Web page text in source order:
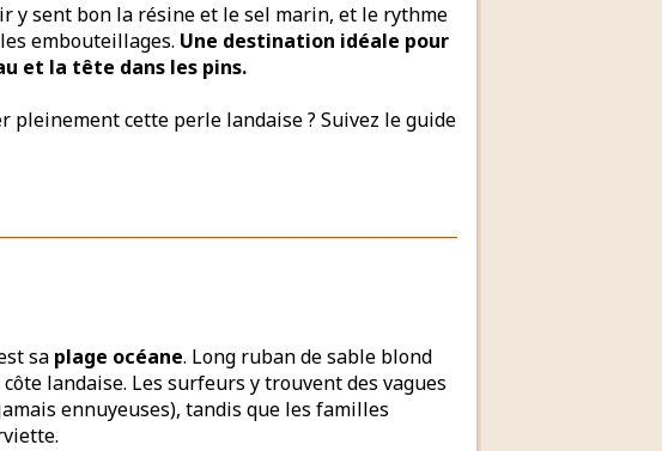
y sent bon la résine et le sel marin, et le rythme
embouteillages. Une destination idéale pour
et la tête dans les pins.
pleinement cette perle landaise ? Suivez le guide
sa plage océane. Long ruban de sable blond
landaise. Les surfeurs y trouvent des vagues
ennuyeuses), tandis que les familles